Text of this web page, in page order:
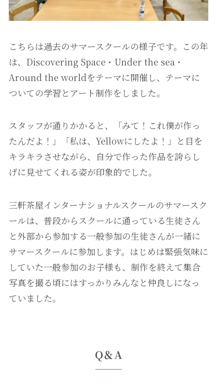
こちらは過去のサマースクールの様子です。この年
は、Discovering Space・Under the sea・
Around the worldをテーマに開催し、テーマに
ついての学習とアート制作をしました。
スタッフが通りかかると、「みて！これ僕が作っ
たんだよ！」「私は、Yellowにしたよ！」と目を
キラキラさせながら、自分で作った作品を誇らし
げに見せてくれる姿が印象的でした。
三軒茶屋インターナショナルスクールのサマースク
ールは、普段からスクールに通っている生徒さん
と外部から参加する一般参加の生徒さんが一緒に
サマースクールに参加します。はじめは緊張気味に
していた一般参加のお子様も、制作を終えて集合
写真を撮る頃にはすっかりみんなと仲良しになっ
ていました。
Q＆A